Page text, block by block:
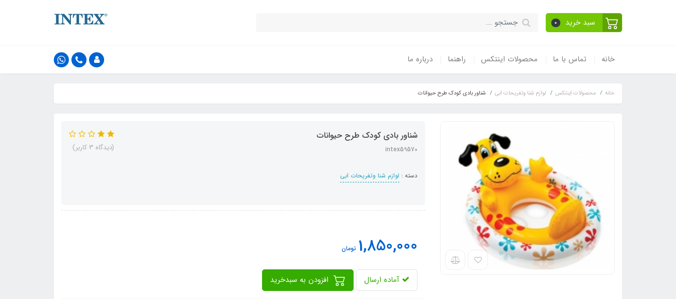
سبد خرید 0
خانه تماس با ما محصولات اینتکس راهنما درباره ما
خانه محصولات اینتکس لوازم شنا وتفریحات ابی شناور بادی کودک طرح حیوانات
شناور بادی کودک طرح حیوانات
intex59570
دسته : لوازم شنا وتفریحات ابی
(دیدگاه 3 کاربر)
1,850,000 تومان
آماده ارسال